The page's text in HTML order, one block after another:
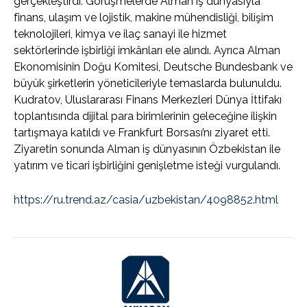
finans, ulaşım ve lojistik, makine mühendisliği, bilişim
teknolojileri, kimya ve ilaç sanayi ile hizmet
sektörlerinde işbirliği imkânları ele alındı. Ayrıca Alman
Ekonomisinin Doğu Komitesi, Deutsche Bundesbank ve
büyük şirketlerin yöneticileriyle temaslarda bulunuldu.
Kudratov, Uluslararası Finans Merkezleri Dünya İttifakı
toplantısında dijital para birimlerinin geleceğine ilişkin
tartışmaya katıldı ve Frankfurt Borsası’nı ziyaret etti.
Ziyaretin sonunda Alman iş dünyasının Özbekistan ile
yatırım ve ticari işbirliğini genişletme isteği vurgulandı.
https://ru.trend.az/casia/uzbekistan/4098852.html